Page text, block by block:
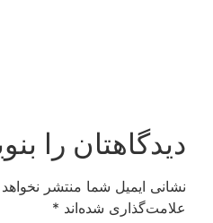
دیدگاهتان را
نشانی ایمیل شما منتشر نخواهد
علامت‌گذاری شده‌اند*